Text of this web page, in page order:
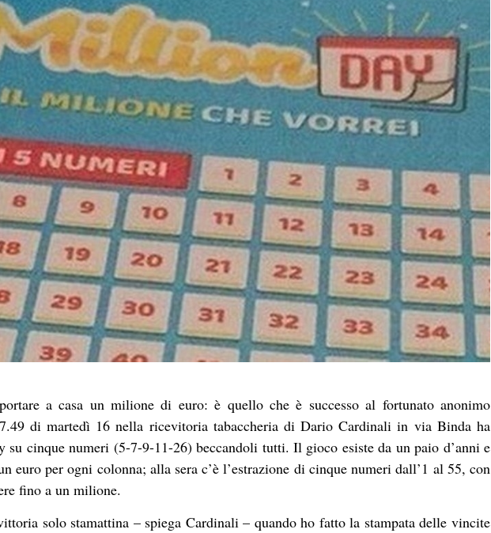
a casa un milione di euro: è quello che è successo al fortunato anonimo
di martedì 16 nella ricevitoria tabaccheria di Dario Cardinali in via Binda ha
su cinque numeri (5-7-9-11-26) beccandoli tutti. Il gioco esiste da un paio d’anni e
euro per ogni colonna; alla sera c’è l’estrazione di cinque numeri dall’1 al 55, con
fino a un milione.
solo stamattina – spiega Cardinali – quando ho fatto la stampata delle vincite